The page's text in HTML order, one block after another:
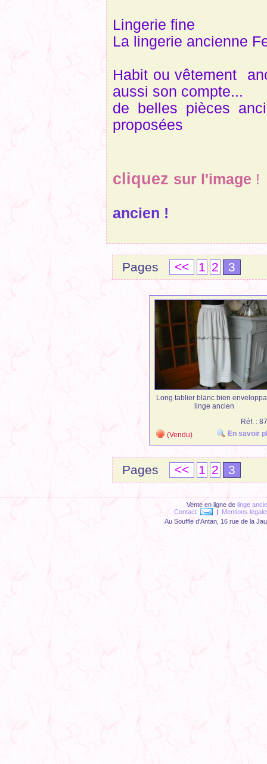
Lingerie fine
La lingerie ancienne
Habit ou vêtement
aussi son compte...
de belles pièces
proposées
cliquez sur l'image !
ancien !
Pages << 1 2 3
Long tablier blanc bien
linge ancien
Réf. :
(Vendu)
En savoir
Pages << 1 2 3
Vente en ligne delinge
Contact
| Mentions
Au Souffle d'Antan, 16 rue de la